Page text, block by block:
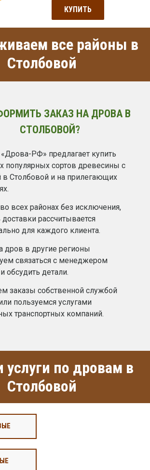
КУПИТЬ
все районы в
Столбовой
ЗАКАЗ НА ДРОВА В
СТОЛБОВОЙ?
РФ» предлагает купить
популярных сортов древесины с
в Столбовой и на прилегающих
всех районах без исключения,
рассчитывается
для каждого клиента.
дров в другие регионы
связаться с менеджером
обсудить детали.
заказы собственной службой
пользуемся услугами
транспортных компаний.
по дровам в
Столбовой